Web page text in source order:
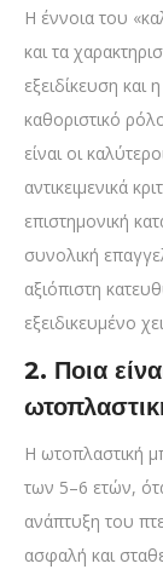
Η έννοια του
και τα
εξειδίκευση και
καθοριστικό
είναι οι
αντικειμενικά
επιστημονική
συνολική
αξιόπιστη
εξειδικευμένο
2. Ποια
Η ωτοπλαστική
των 5–6 ετών,
ανάπτυξη του
ασφαλή και